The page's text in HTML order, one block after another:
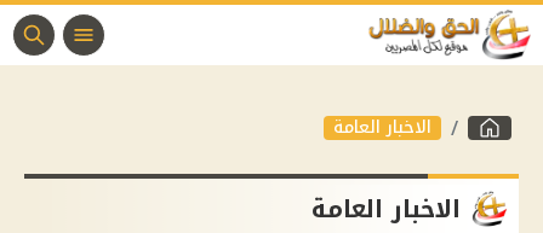
الاخبار العامة
الاخبار العامة